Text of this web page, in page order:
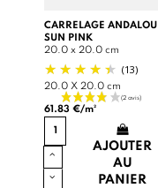
CARRELAGE ANDALOU
SUN PINK
20.0 x 20.0 cm
(13)
20.0 X 20.0 cm
61.83 €/m²
AJOUTER
AU
PANIER